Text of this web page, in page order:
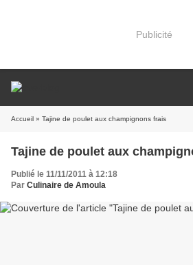
Publicité
Accueil » Tajine de poulet aux champignons frais
Tajine de poulet aux
Publié le 11/11/2011 à 12:18
Par Culinaire de Amoula